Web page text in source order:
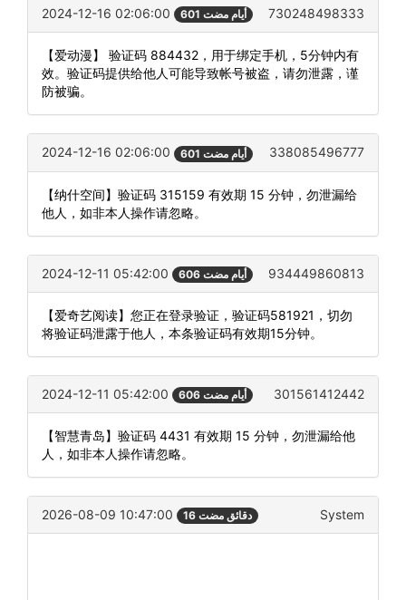
2024-12-16 02:06:00 601 أيام مضت 730248498333
【爱动漫】 验证码 884432，用于绑定手机，5分钟内有
效。验证码提供给他人可能导致帐号被盗，请勿泄露，谨
防被骗。
2024-12-16 02:06:00 601 أيام مضت 338085496777
【纳什空间】验证码 315159 有效期 15 分钟，勿泄漏给
他人，如非本人操作请忽略。
2024-12-11 05:42:00 606 أيام مضت 934449860813
【爱奇艺阅读】您正在登录验证，验证码581921，切勿
将验证码泄露于他人，本条验证码有效期15分钟。
2024-12-11 05:42:00 606 أيام مضت 301561412442
【智慧青岛】验证码 4431 有效期 15 分钟，勿泄漏给他
人，如非本人操作请忽略。
2026-08-09 10:47:00 16 دقائق مضت System